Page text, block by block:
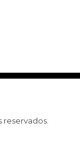
reservados.